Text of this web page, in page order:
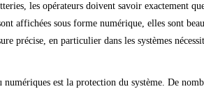
les opérateurs doivent savoir
affichées sous forme numérique, elles sont
précise, en particulier dans les systèmes
est la protection du système. De